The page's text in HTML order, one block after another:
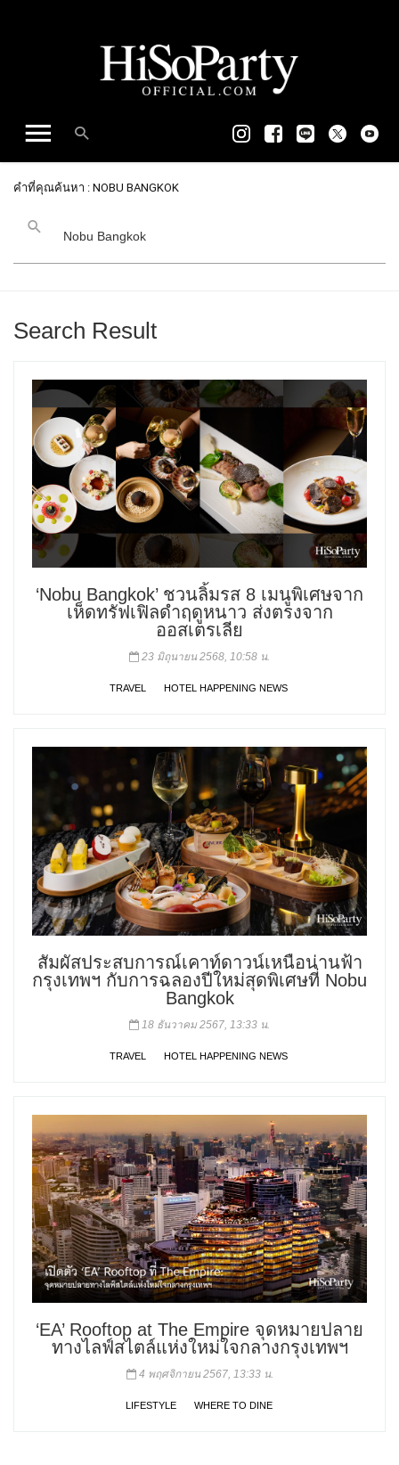
คำที่คุณค้นหา : NOBU BANGKOK
Search Result
‘Nobu Bangkok’ ชวนลิ้มรส 8 เมนูพิเศษจาก
เห็ดทรัฟเฟิลดำฤดูหนาว ส่งตรงจาก
ออสเตรเลีย
23 มิถุนายน 2568, 10:58 น.
TRAVEL HOTEL HAPPENING NEWS
สัมผัสประสบการณ์เคาท์ดาวน์เหนือน่านฟ้า
กรุงเทพฯ กับการฉลองปีใหม่สุดพิเศษที่ Nobu
Bangkok
18 ธันวาคม 2567, 13:33 น.
TRAVEL HOTEL HAPPENING NEWS
‘EA’ Rooftop at The Empire จุดหมายปลาย
ทางไลฟ์สไตล์แห่งใหม่ใจกลางกรุงเทพฯ
4 พฤศจิกายน 2567, 13:33 น.
LIFESTYLE WHERE TO DINE